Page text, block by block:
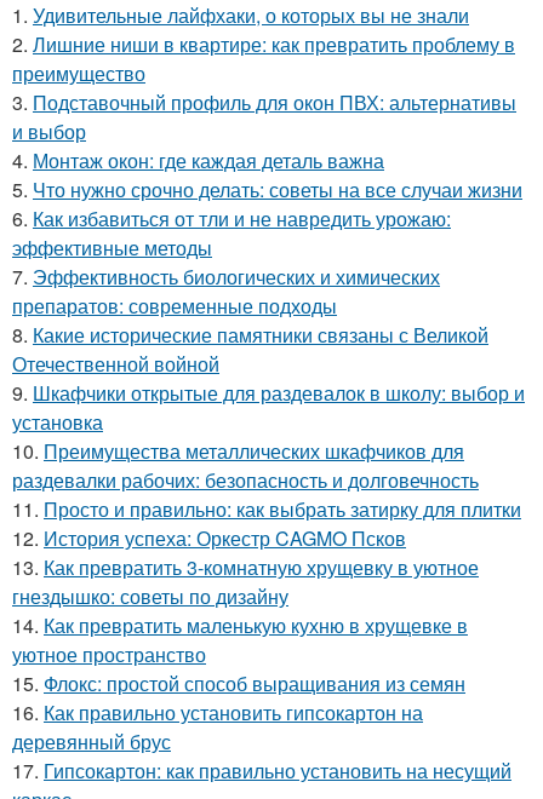
1. Удивительные лайфхаки, о которых вы не знали
2. Лишние ниши в квартире: как превратить проблему в
преимущество
3. Подставочный профиль для окон ПВХ: альтернативы
и выбор
4. Монтаж окон: где каждая деталь важна
5. Что нужно срочно делать: советы на все случаи жизни
6. Как избавиться от тли и не навредить урожаю:
эффективные методы
7. Эффективность биологических и химических
препаратов: современные подходы
8. Какие исторические памятники связаны с Великой
Отечественной войной
9. Шкафчики открытые для раздевалок в школу: выбор и
установка
10. Преимущества металлических шкафчиков для
раздевалки рабочих: безопасность и долговечность
11. Просто и правильно: как выбрать затирку для плитки
12. История успеха: Оркестр CAGMO Псков
13. Как превратить 3-комнатную хрущевку в уютное
гнездышко: советы по дизайну
14. Как превратить маленькую кухню в хрущевке в
уютное пространство
15. Флокс: простой способ выращивания из семян
16. Как правильно установить гипсокартон на
деревянный брус
17. Гипсокартон: как правильно установить на несущий